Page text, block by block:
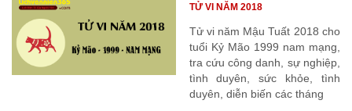
Tử vi năm Mậu Tuất 2018 cho
tuổi Kỷ Mão 1999 nam mạng,
tra cứu công danh, sự nghiệp,
tình duyên, sức khỏe, tình
duyên, diễn biến các tháng
TỬ VI NĂM 2018